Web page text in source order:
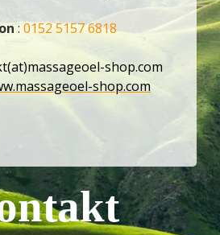
: 0152 5157 6818
shop.com
shop.com